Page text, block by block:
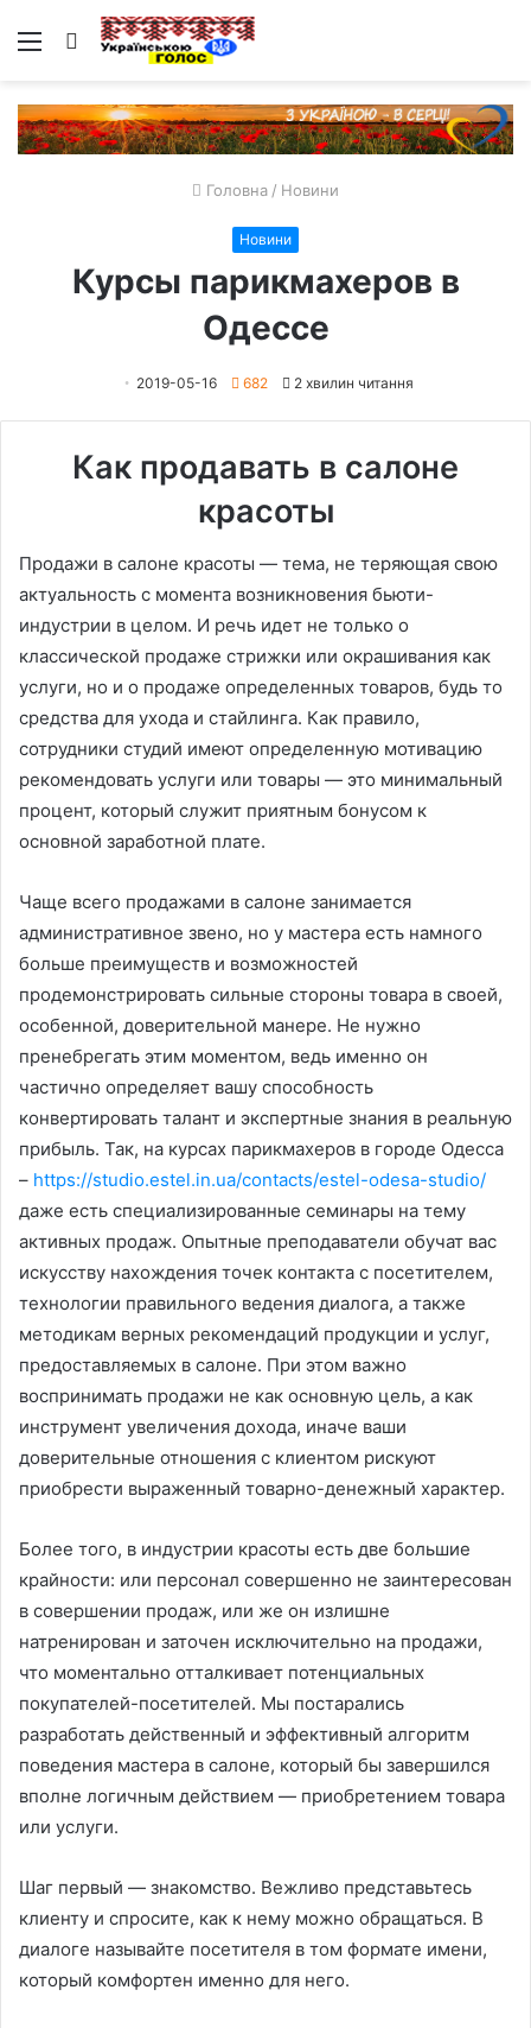
Меню Пошук
Головна / Новини
Новини
Курсы парикмахеров в
Одессе
2019-05-16 682 2 хвилин читання
Как продавать в салоне
красоты
Продажи в салоне красоты — тема, не теряющая свою
актуальность с момента возникновения бьюти-
индустрии в целом. И речь идет не только о
классической продаже стрижки или окрашивания как
услуги, но и о продаже определенных товаров, будь то
средства для ухода и стайлинга. Как правило,
сотрудники студий имеют определенную мотивацию
рекомендовать услуги или товары — это минимальный
процент, который служит приятным бонусом к
основной заработной плате.
Чаще всего продажами в салоне занимается
административное звено, но у мастера есть намного
больше преимуществ и возможностей
продемонстрировать сильные стороны товара в своей,
особенной, доверительной манере. Не нужно
пренебрегать этим моментом, ведь именно он
частично определяет вашу способность
конвертировать талант и экспертные знания в реальную
прибыль. Так, на курсах парикмахеров в городе Одесса
– https://studio.estel.in.ua/contacts/estel-odesa-studio/
даже есть специализированные семинары на тему
активных продаж. Опытные преподаватели обучат вас
искусству нахождения точек контакта с посетителем,
технологии правильного ведения диалога, а также
методикам верных рекомендаций продукции и услуг,
предоставляемых в салоне. При этом важно
воспринимать продажи не как основную цель, а как
инструмент увеличения дохода, иначе ваши
доверительные отношения с клиентом рискуют
приобрести выраженный товарно-денежный характер.
Более того, в индустрии красоты есть две большие
крайности: или персонал совершенно не заинтересован
в совершении продаж, или же он излишне
натренирован и заточен исключительно на продажи,
что моментально отталкивает потенциальных
покупателей-посетителей. Мы постарались
разработать действенный и эффективный алгоритм
поведения мастера в салоне, который бы завершился
вполне логичным действием — приобретением товара
или услуги.
Шаг первый — знакомство. Вежливо представьтесь
клиенту и спросите, как к нему можно обращаться. В
диалоге называйте посетителя в том формате имени,
который комфортен именно для него.